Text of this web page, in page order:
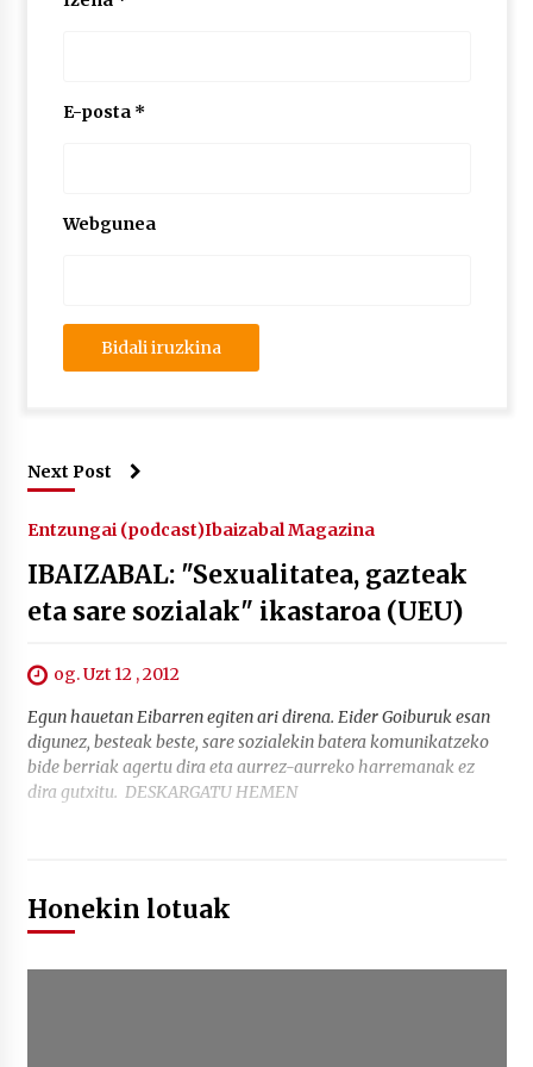
E-posta *
Webgunea
Next Post
Entzungai (podcast)Ibaizabal Magazina
IBAIZABAL: "Sexualitatea, gazteak
eta sare sozialak" ikastaroa (UEU)
og. Uzt 12 , 2012
Egun hauetan Eibarren egiten ari direna. Eider Goiburuk esan
digunez, besteak beste, sare sozialekin batera komunikatzeko
bide berriak agertu dira eta aurrez-aurreko harremanak ez
dira gutxitu. DESKARGATU HEMEN
Honekin lotuak